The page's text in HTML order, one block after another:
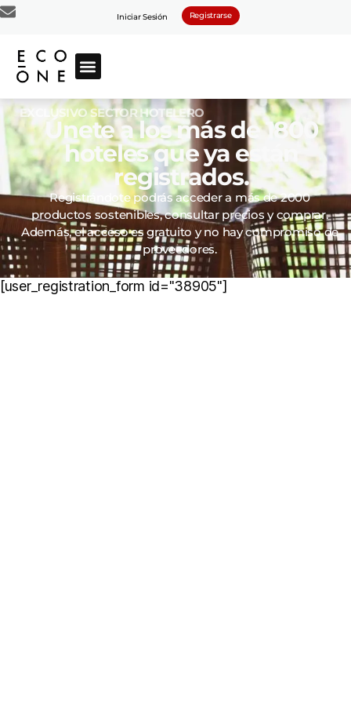
Iniciar Sesión Registrarse
EXCLUSIVO SECTOR HOTELERO
Únete a los más de 1800
hoteles que ya están
registrados.
Registrándote podrás acceder a más de 2000
productos sostenibles, consultar precios y comprar.
Además, el acceso es gratuito y no hay compromiso de
proveedores.
[user_registration_form id="38905"]